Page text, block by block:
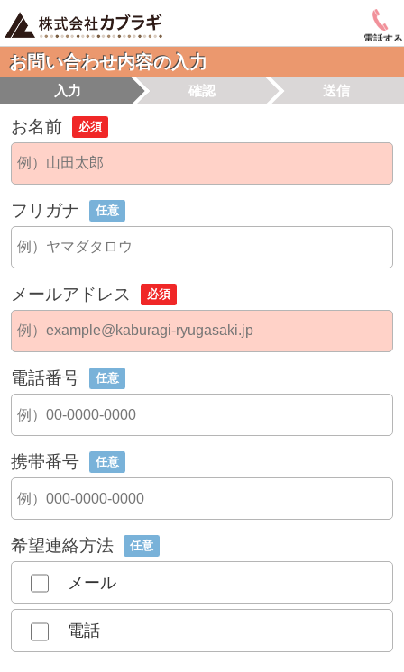
電話する
お問い合わせ内容の入力
入力 確認 送信
お名前 必須
フリガナ 任意
メールアドレス 必須
電話番号 任意
携帯番号 任意
希望連絡方法 任意
メール
電話